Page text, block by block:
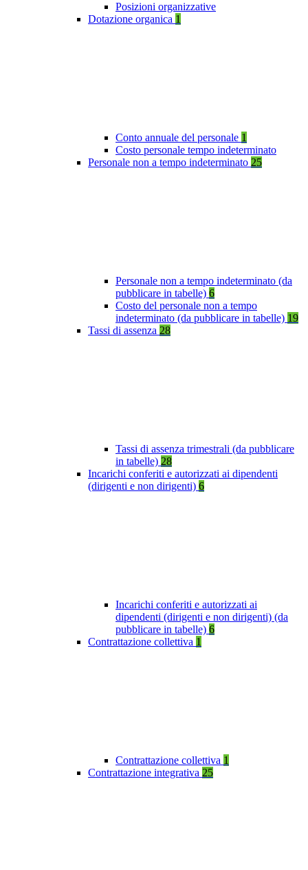
Posizioni organizzative
Dotazione organica 1
Conto annuale del personale 1
Costo personale tempo indeterminato
Personale non a tempo indeterminato 25
Personale non a tempo indeterminato (da
pubblicare in tabelle) 6
Costo del personale non a tempo
indeterminato (da pubblicare in tabelle) 19
Tassi di assenza 28
Tassi di assenza trimestrali (da pubblicare
in tabelle) 28
Incarichi conferiti e autorizzati ai dipendenti
(dirigenti e non dirigenti) 6
Incarichi conferiti e autorizzati ai
dipendenti (dirigenti e non dirigenti) (da
pubblicare in tabelle) 6
Contrattazione collettiva 1
Contrattazione collettiva 1
Contrattazione integrativa 25